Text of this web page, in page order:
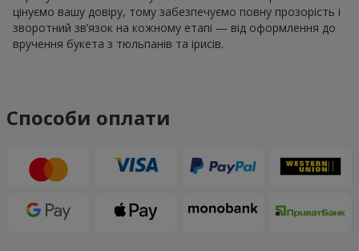
цінуємо вашу довіру, тому забезпечуємо повну прозорість і
зворотний зв’язок на кожному етапі — від оформлення до
вручення букета з тюльпанів та ірисів.
Способи оплати